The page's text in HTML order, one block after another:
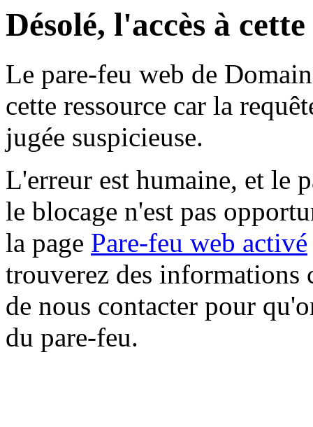
Désolé, l'accès à
Le pare-feu web de
cette ressource car la
jugée suspicieuse.
L'erreur est humaine, et le
le blocage n'est pas
la page Pare-feu web activé
trouverez des informations
de nous contacter pour
du pare-feu.